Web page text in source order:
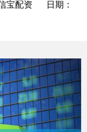
宝配资
日期：